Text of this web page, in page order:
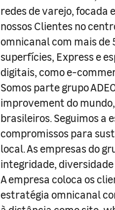
redes de varejo, focada
nossos Clientes no
omnicanal com mais de
superfícies, Express e
digitais, como e-
Somos parte grupo
improvement do
brasileiros. Seguimos a
compromissos para
local. As empresas do
integridade,
A empresa coloca os
estratégia omnicanal